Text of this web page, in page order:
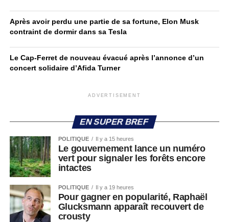
Après avoir perdu une partie de sa fortune, Elon Musk
contraint de dormir dans sa Tesla
Le Cap-Ferret de nouveau évacué après l’annonce d’un
concert solidaire d’Afida Turner
ADVERTISEMENT
EN SUPER BREF
POLITIQUE Il y a 15 heures
Le gouvernement lance un numéro
vert pour signaler les forêts encore
intactes
POLITIQUE Il y a 19 heures
Pour gagner en popularité, Raphaël
Glucksmann apparaît recouvert de
crousty